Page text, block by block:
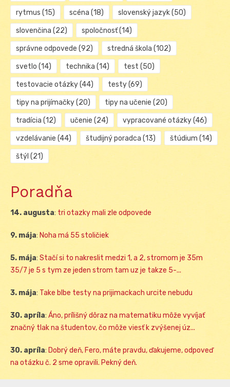
rytmus (15) scéna (18) slovenský jazyk(50)
slovenčina (22) spoločnosť(14)
správne odpovede (92) stredná škola (102)
svetlo (14) technika (14) test (50)
testovacie otázky(44) testy(69)
tipy na prijímačky(20) tipy na učenie (20)
tradícia (12) učenie (24) vypracované otázky(46)
vzdelávanie (44) študijný poradca (13) štúdium (14)
štýl (21)
Poradňa
14. augusta: tri otazky mali zle odpovede
9. mája: Noha má 55 stoličiek
5. mája: Stačí si to nakreslit medzi 1, a 2, stromom je 35m
35/7 je 5 s tym ze jeden strom tam uz je takze 5-...
3. mája: Take blbe testy na prijimackach urcite nebudu
30. apríla: Áno, prílišný dôraz na matematiku môže vyvíjať
značný tlak na študentov, čo môže viesť k zvýšenej úz...
30. apríla: Dobrý deň, Fero, máte pravdu, ďakujeme, odpoveď
na otázku č. 2 sme opravili. Pekný deň.